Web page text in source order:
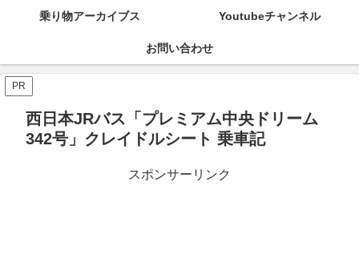
乗り物アーカイブス Youtubeチャンネル
お問い合わせ
PR
西日本JRバス「プレミアム中央ドリーム
342号」クレイドルシート 乗車記
スポンサーリンク